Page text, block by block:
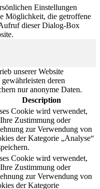
Einstellungen
Möglichkeit, die getroffene
dieser Dialog-Box
unserer Website
deren
nur anonyme Daten.
Description
Cookie wird verwendet,
Zustimmung oder
zur Verwendung von
der Kategorie „Analyse“
Cookie wird verwendet,
Zustimmung oder
zur Verwendung von
der Kategorie